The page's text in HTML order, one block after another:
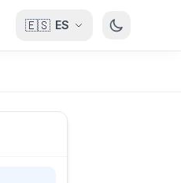
🇪🇸 ES